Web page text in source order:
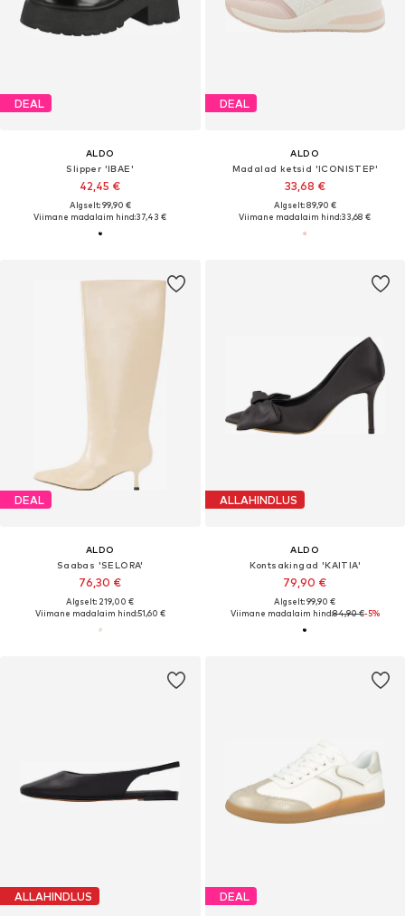
DEAL
ALDO
Slipper 'IBAE'
42,45 €
Algselt: 99,90 €
Viimane madalaim hind:37,43 €
DEAL
ALDO
Madalad ketsid 'ICONISTEP'
33,68 €
Algselt: 89,90 €
Viimane madalaim hind:33,68 €
DEAL
ALDO
Saabas 'SELORA'
76,30 €
Algselt: 219,00 €
Viimane madalaim hind:51,60 €
ALLAHINDLUS
ALDO
Kontsakingad 'KAITIA'
79,90 €
Algselt: 99,90 €
Viimane madalaim hind:84,90 €-5%
ALLAHINDLUS DEAL